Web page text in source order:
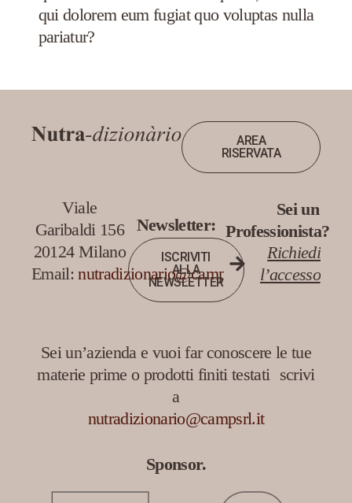
qui dolorem eum fugiat quo voluptas nulla
pariatur?
AREA
RISERVATA
Viale
Garibaldi 156
20124 Milano
Email:nutradizionario@campsrl.it
Newsletter:
ISCRIVITI
ALLA
NEWSLETTER
Sei un
Professionista?
Richiedi
l’accesso
Sei un’azienda e vuoi far conoscere le tue
materie prime o prodotti finiti testati scrivi
a
nutradizionario@campsrl.it
Sponsor.